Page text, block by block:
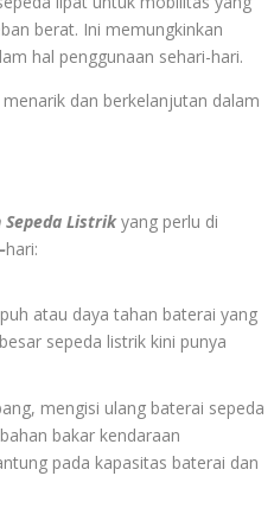
berat. Ini memungkinkan
hal penggunaan sehari-hari.
dan berkelanjutan dalam
Sepeda Listrikyang perlu di
hari:
atau daya tahan baterai yang
sepeda listrik kini punya
mengisi ulang baterai sepeda
bakar kendaraan
pada kapasitas baterai dan